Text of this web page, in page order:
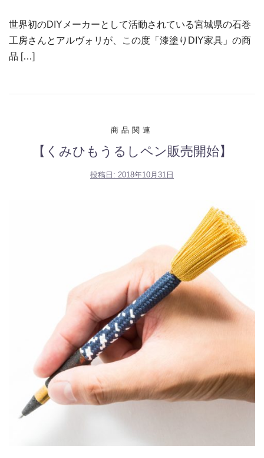
世界初のDIYメーカーとして活動されている宮城県の石巻
工房さんとアルヴォリが、この度「漆塗りDIY家具」の商
品 […]
商品関連
【くみひもうるしペン販売開始】
投稿日: 2018年10月31日